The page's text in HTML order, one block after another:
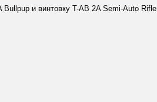
и винтовку T-AB 2A Semi-Auto Rifle